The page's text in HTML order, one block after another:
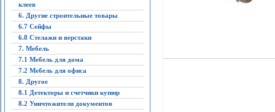
клеев
6. Другие строительные товары
6.7 Сейфы
6.8 Стелажи и верстаки
7. Мебель
7.1 Мебель для дома
7.2 Мебель для офиса
8. Другое
8.1 Детекторы и счетчики купюр
8.2 Уничтожители документов